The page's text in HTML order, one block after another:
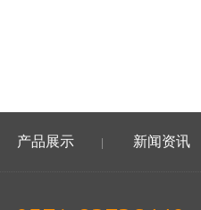
产品展示 新闻资讯